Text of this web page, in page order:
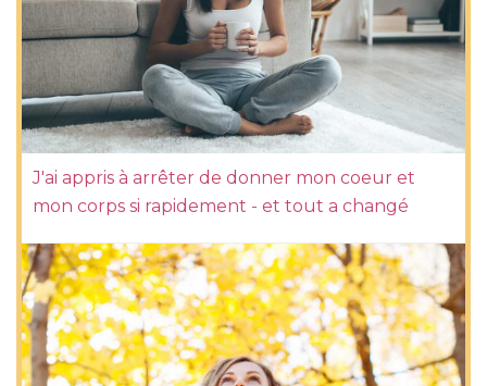
J'ai appris à arrêter de donner mon coeur et
mon corps si rapidement - et tout a changé